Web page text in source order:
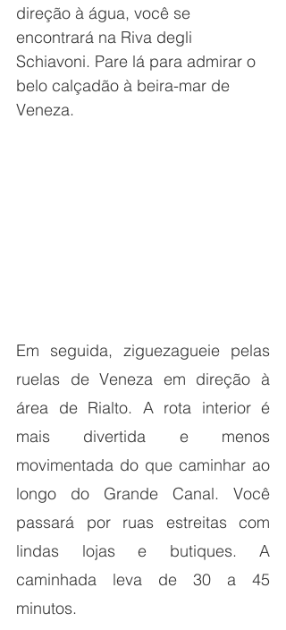
direção à água, você se
encontrará na Riva degli
Schiavoni. Pare lá para admirar o
belo calçadão à beira-mar de
Veneza.
Em seguida, ziguezagueie pelas
ruelas de Veneza em direção à
área de Rialto. A rota interior é
mais divertida e menos
movimentada do que caminhar ao
longo do Grande Canal. Você
passará por ruas estreitas com
lindas lojas e butiques. A
caminhada leva de 30 a 45
minutos.